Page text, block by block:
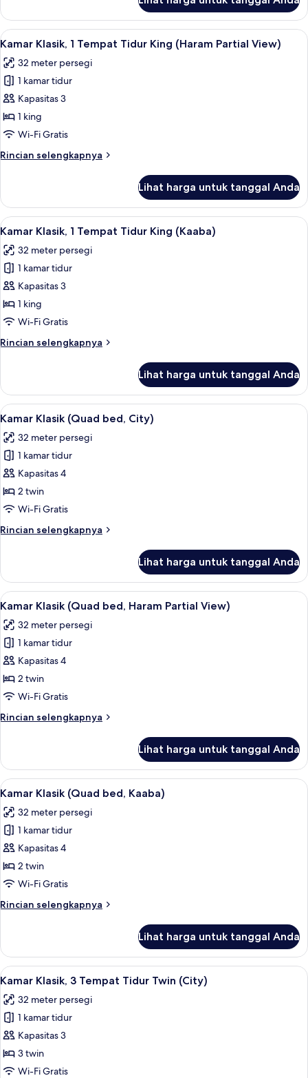
Kamar
Lihat
semua
foto
untuk
Kamar
Klasik,
1
Tidur
Partial
View)
Kamar Klasik, 1 Tempat Tidur King
10
Kamar Klasik, 1 Tempat Tidur King (Haram Partial View)
32 meter persegi
1 kamar tidur
Kapasitas 3
1 king
Wi-Fi Gratis
Rincian selengkapnya
Rincian
Kamar
Klasik,
1
Tidur
King
Partial
View)
Lihat harga untuk tanggal Anda
Lihat
semua
foto
untuk
Kamar
Klasik,
1
Tidur
Kamar Klasik, 1 Tempat Tidur King
10
Kamar Klasik, 1 Tempat Tidur King (Kaaba)
32 meter persegi
1 kamar tidur
Kapasitas 3
1 king
Wi-Fi Gratis
Rincian selengkapnya
Rincian
Kamar
Klasik,
1
Tidur
King
Lihat harga untuk tanggal Anda
Lihat
semua
foto
untuk
Kamar
Klasik
(Quad
City)
Kamar Klasik (Quad bed, City) |
8
Kamar Klasik (Quad bed, City)
32 meter persegi
1 kamar tidur
Kapasitas 4
2 twin
Wi-Fi Gratis
Rincian selengkapnya
Rincian
Kamar
Klasik
(Quad
City)
Lihat harga untuk tanggal Anda
Lihat
semua
foto
untuk
Kamar
Klasik
(Quad
Haram
Kamar Klasik (Quad bed, Haram
8
Kamar Klasik (Quad bed, Haram Partial View)
32 meter persegi
1 kamar tidur
Kapasitas 4
2 twin
Wi-Fi Gratis
Rincian selengkapnya
Rincian
Kamar
Klasik
(Quad
Haram
Partial
Lihat harga untuk tanggal Anda
Lihat
semua
foto
untuk
Kamar
Klasik
(Quad
Kaaba)
Kamar Klasik (Quad bed, Kaaba) |
8
Kamar Klasik (Quad bed, Kaaba)
32 meter persegi
1 kamar tidur
Kapasitas 4
2 twin
Wi-Fi Gratis
Rincian selengkapnya
Rincian
Kamar
Klasik
(Quad
Kaaba)
Lihat harga untuk tanggal Anda
Lihat
semua
foto
untuk
Kamar
Klasik,
3
Kamar Klasik, 3 Tempat Tidur Twin
9
Kamar Klasik, 3 Tempat Tidur Twin (City)
32 meter persegi
1 kamar tidur
Kapasitas 3
3 twin
Wi-Fi Gratis